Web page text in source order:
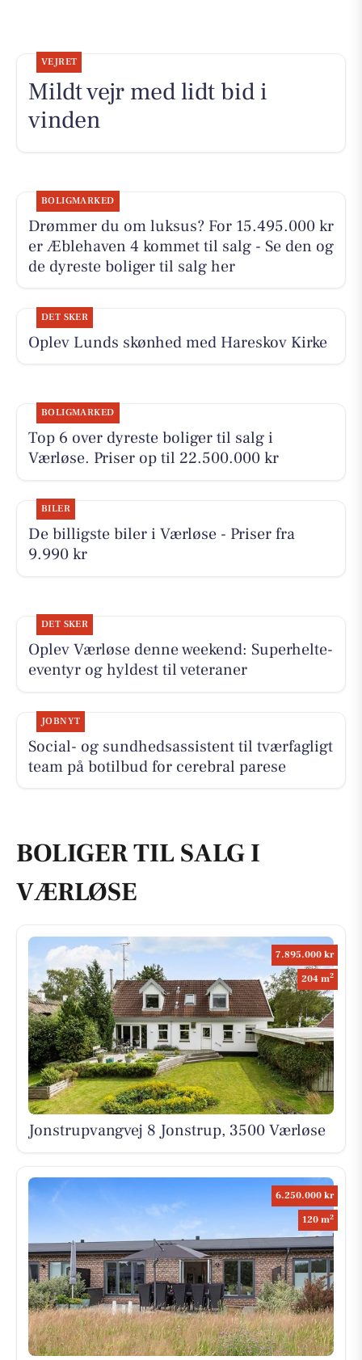
VEJRET
Mildt vejr med lidt bid i
vinden
BOLIGMARKED
Drømmer du om luksus? For 15.495.000 kr
er Æblehaven 4 kommet til salg - Se den og
de dyreste boliger til salg her
DET SKER
Oplev Lunds skønhed med Hareskov Kirke
BOLIGMARKED
Top 6 over dyreste boliger til salg i
Værløse. Priser op til 22.500.000 kr
BILER
De billigste biler i Værløse - Priser fra
9.990 kr
DET SKER
Oplev Værløse denne weekend: Superhelte-
eventyr og hyldest til veteraner
JOBNYT
Social- og sundhedsassistent til tværfagligt
team på botilbud for cerebral parese
BOLIGER TIL SALG I
VÆRLØSE
7.895.000 kr
204 m2
Jonstrupvangvej 8 Jonstrup, 3500 Værløse
6.250.000 kr
120 m2